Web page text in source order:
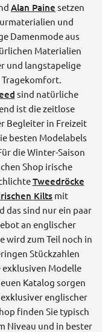
Alan Paine setzen
und
Damenmode aus
Materialien
und langstapelige
sind natürliche
ist die zeitlose
Begleiter in Freizeit
besten Modelabels
die Winter-Saison
Shop irische
Tweedröcke
Kilts mit
das sind nur ein paar
an englischer
wird zum Teil noch in
Stückzahlen
Modelle
Katalog sorgen
englischer
finden Sie typisch
Niveau und in bester